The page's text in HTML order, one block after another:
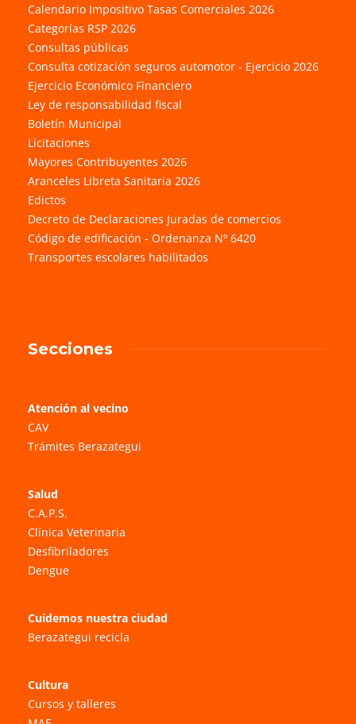
Calendario Impositivo Tasas Comerciales 2026
Categorías RSP 2026
Consultas públicas
Consulta cotización seguros automotor - Ejercicio 2026
Ejercicio Económico Financiero
Ley de responsabilidad fiscal
Boletín Municipal
Licitaciones
Mayores Contribuyentes 2026
Aranceles Libreta Sanitaria 2026
Edictos
Decreto de Declaraciones Juradas de comercios
Código de edificación - Ordenanza Nº 6420
Transportes escolares habilitados
Secciones
Atención al vecino
CAV
Trámites Berazategui
Salud
C.A.P.S.
Clínica Veterinaria
Desfibriladores
Dengue
Cuidemos nuestra ciudad
Berazategui recicla
Cultura
Cursos y talleres